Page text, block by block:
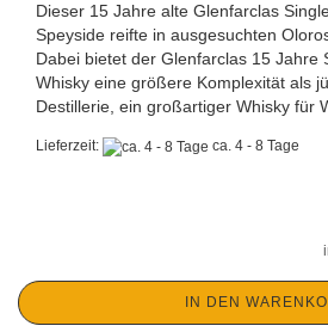
Dieser 15 Jahre alte Glenfarclas
Speyside reifte in ausgesuchten
Dabei bietet der Glenfarclas 15 Jahre
Whisky eine größere Komplexität als
Destillerie, ein großartiger Whisky für
Lieferzeit: ca. 4 - 8 Tage
IN DEN